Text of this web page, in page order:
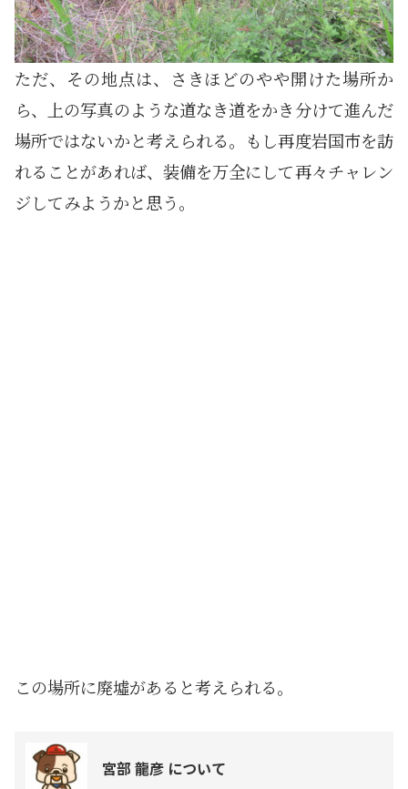
ただ、その地点は、さきほどのやや開けた場所か
ら、上の写真のような道なき道をかき分けて進んだ
場所ではないかと考えられる。もし再度岩国市を訪
れることがあれば、装備を万全にして再々チャレン
ジしてみようかと思う。
この場所に廃墟があると考えられる。
宮部 龍彦 について